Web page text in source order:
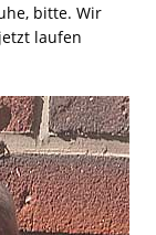
bitte. Wir
laufen